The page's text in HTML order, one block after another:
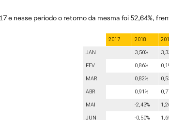
nesse período o retorno da mesma foi 52,64%,
2017 2018
JAN 3,50%
FEV 0,86%
MAR 0,82%
ABR 0,91%
MAI -2,43%
JUN -0,50%